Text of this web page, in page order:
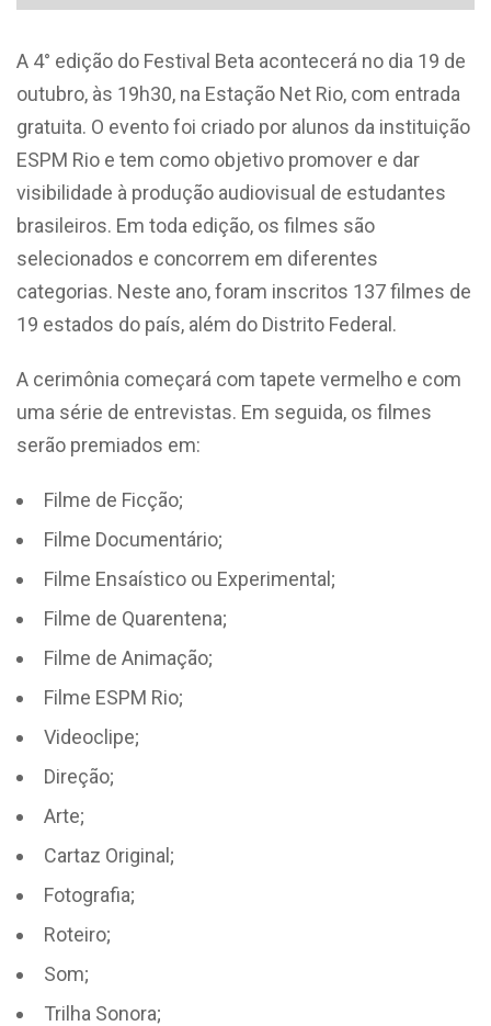
A 4° edição do Festival Beta acontecerá no dia 19 de
outubro, às 19h30, na Estação Net Rio, com entrada
gratuita. O evento foi criado por alunos da instituição
ESPM Rio e tem como objetivo promover e dar
visibilidade à produção audiovisual de estudantes
brasileiros. Em toda edição, os filmes são
selecionados e concorrem em diferentes
categorias. Neste ano, foram inscritos 137 filmes de
19 estados do país, além do Distrito Federal.
A cerimônia começará com tapete vermelho e com
uma série de entrevistas. Em seguida, os filmes
serão premiados em:
Filme de Ficção;
Filme Documentário;
Filme Ensaístico ou Experimental;
Filme de Quarentena;
Filme de Animação;
Filme ESPM Rio;
Videoclipe;
Direção;
Arte;
Cartaz Original;
Fotografia;
Roteiro;
Som;
Trilha Sonora;